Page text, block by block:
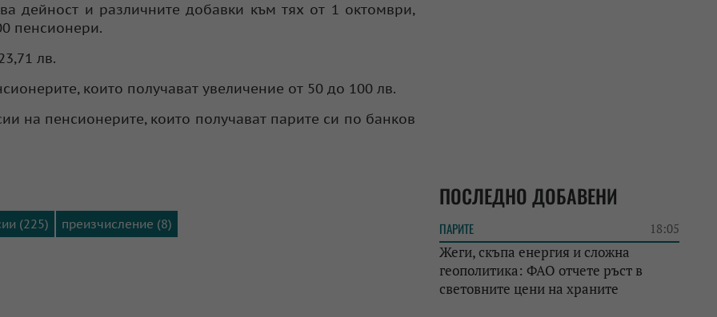
дейност и различните добавки към тях от 1 октомври,
пенсионери.
лв.
които получават увеличение от 50 до 100 лв.
на пенсионерите, които получават парите си по банков
(225) преизчисление (8)
ПОСЛЕДНО ДОБАВЕНИ
ПАРИТЕ 18:05
Жеги, скъпа енергия и сложна
геополитика: ФАО отчете ръст в
световните цени на храните